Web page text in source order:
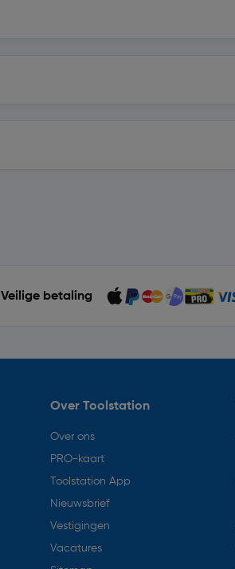
Veilige betaling
Over Toolstation
Over ons
PRO-kaart
Toolstation App
Nieuwsbrief
Vestigingen
Vacatures